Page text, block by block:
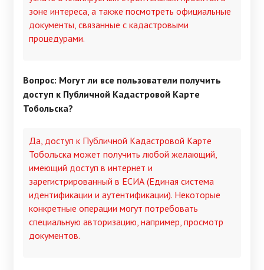
зоне интереса, а также посмотреть официальные
документы, связанные с кадастровыми
процедурами.
Вопрос: Могут ли все пользователи получить
доступ к Публичной Кадастровой Карте
Тобольска?
Да, доступ к Публичной Кадастровой Карте
Тобольска может получить любой желающий,
имеющий доступ в интернет и
зарегистрированный в ЕСИА (Единая система
идентификации и аутентификации). Некоторые
конкретные операции могут потребовать
специальную авторизацию, например, просмотр
документов.